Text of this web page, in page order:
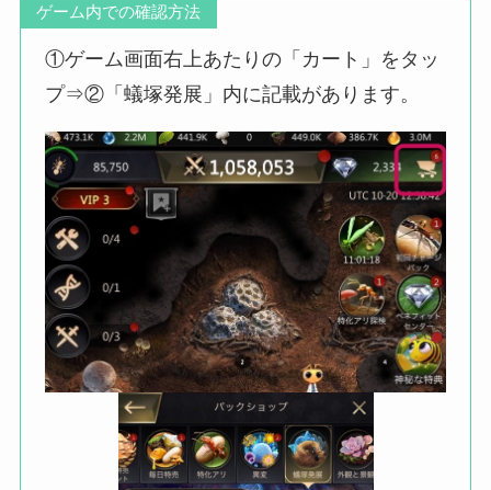
ゲーム内での確認方法
①ゲーム画面右上あたりの「カート」をタッ
プ⇒②「蟻塚発展」内に記載があります。